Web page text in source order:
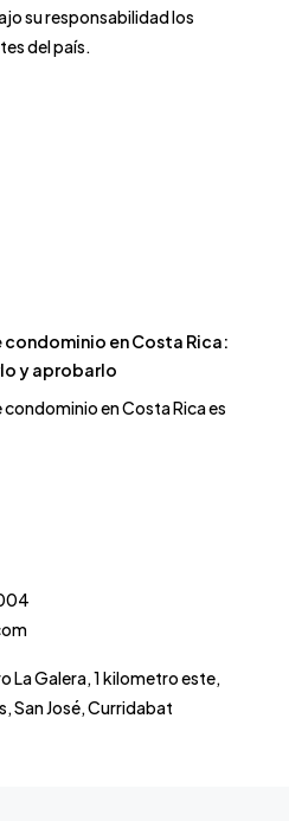
su responsabilidad los
del país.
en Costa Rica:
y aprobarlo
en Costa Rica es
La Galera, 1 kilometro este,
San José, Curridabat